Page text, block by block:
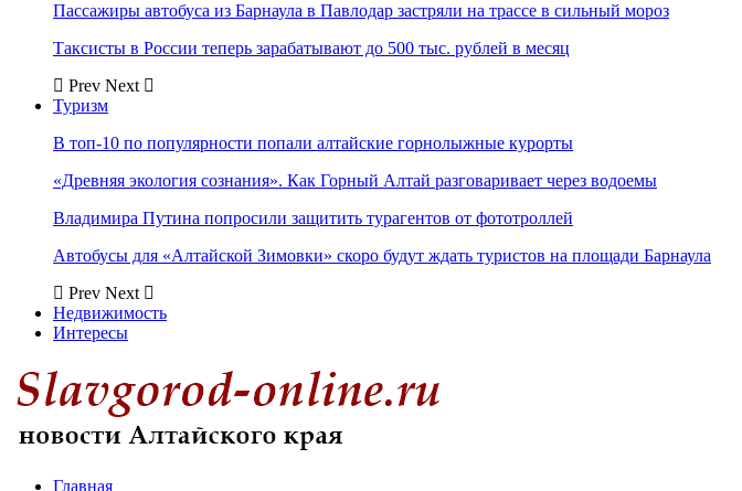
Пассажиры автобуса из Барнаула в Павлодар застряли на трассе в сильный мороз
Таксисты в России теперь зарабатывают до 500 тыс. рублей в месяц
Prev Next
Туризм
В топ-10 по популярности попали алтайские горнолыжные курорты
«Древняя экология сознания». Как Горный Алтай разговаривает через водоемы
Владимира Путина попросили защитить турагентов от фототроллей
Автобусы для «Алтайской Зимовки» скоро будут ждать туристов на площади Барнаула
Prev Next
Недвижимость
Интересы
Главная